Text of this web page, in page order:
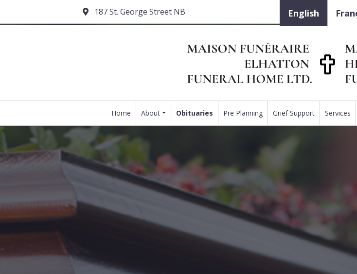
187 St. George Street NB English
Home About Obituaries Pre Planning Grief Support Services